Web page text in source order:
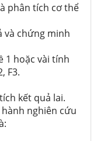
phân tích cơ thể
và chứng minh
1 hoặc vài tính
F3.
kết quả lai.
nghiên cứu